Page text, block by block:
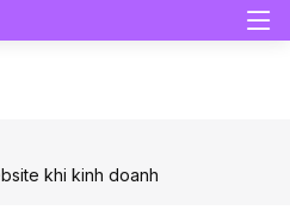
khi kinh doanh